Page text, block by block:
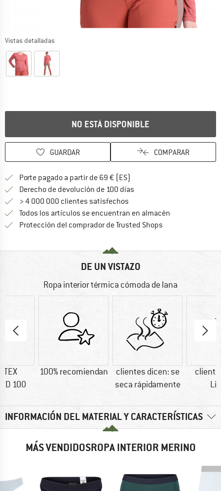
Vistas detalladas
NO ESTÁ DISPONIBLE
GUARDAR COMPARAR
Porte pagado a partir de 69 € (ES)
Derecho de devolución de 100 días
> 4 000 000 clientes satisfechos
Todos los artículos se encuentran en almacén
Protección del comprador de Trusted Shops
DE UN VISTAZO
Ropa interior térmica cómoda de lana
TEX
100
100% recomiendan
clientes dicen: se
seca rápidamente
INFORMACIÓN DEL MATERIAL Y CARACTERÍSTICAS
MÁS VENDIDOSROPA INTERIOR MERINO